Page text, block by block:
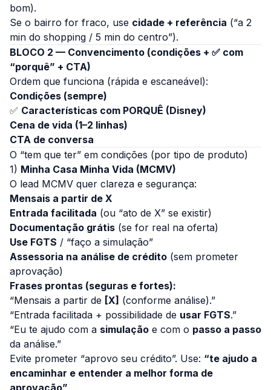
bom).
Se o bairro for fraco, use cidade + referência (“a 2
min do shopping / 5 min do centro”).
BLOCO 2 — Convencimento (condições + ✅ com
“porquê” + CTA)
Ordem que funciona (rápida e escaneável):
Condições (sempre)
✅ Características com PORQUÊ (Disney)
Cena de vida (1–2 linhas)
CTA de conversa
O “tem que ter” em condições (por tipo de produto)
1) Minha Casa Minha Vida (MCMV)
O lead MCMV quer clareza e segurança:
Mensais a partir de X
Entrada facilitada (ou “ato de X” se existir)
Documentação grátis (se for real na oferta)
Use FGTS / “faço a simulação”
Assessoria na análise de crédito (sem prometer
aprovação)
Frases prontas (seguras e fortes):
“Mensais a partir de [X] (conforme análise).”
“Entrada facilitada + possibilidade de usar FGTS.”
“Eu te ajudo com a simulação e com o passo a passo
da análise.”
Evite prometer “aprovo seu crédito”. Use: “te ajudo a
encaminhar e entender a melhor forma de
aprovação”.